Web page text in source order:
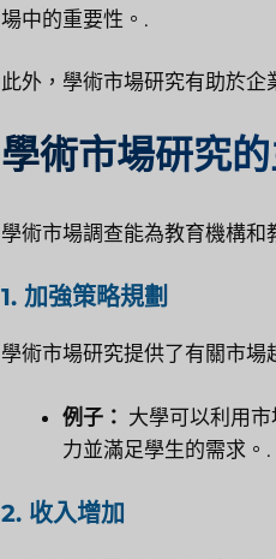
場中的重要性。.
此外，學術市場研究有助於
學術市場研究
學術市場調查能為教育機構和
1. 加強策略規劃
學術市場研究提供了有關市
例子： 大學可以利用
力並滿足學生的需求。.
2. 收入增加